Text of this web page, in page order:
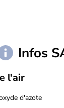
Infos
l'air
d'azote